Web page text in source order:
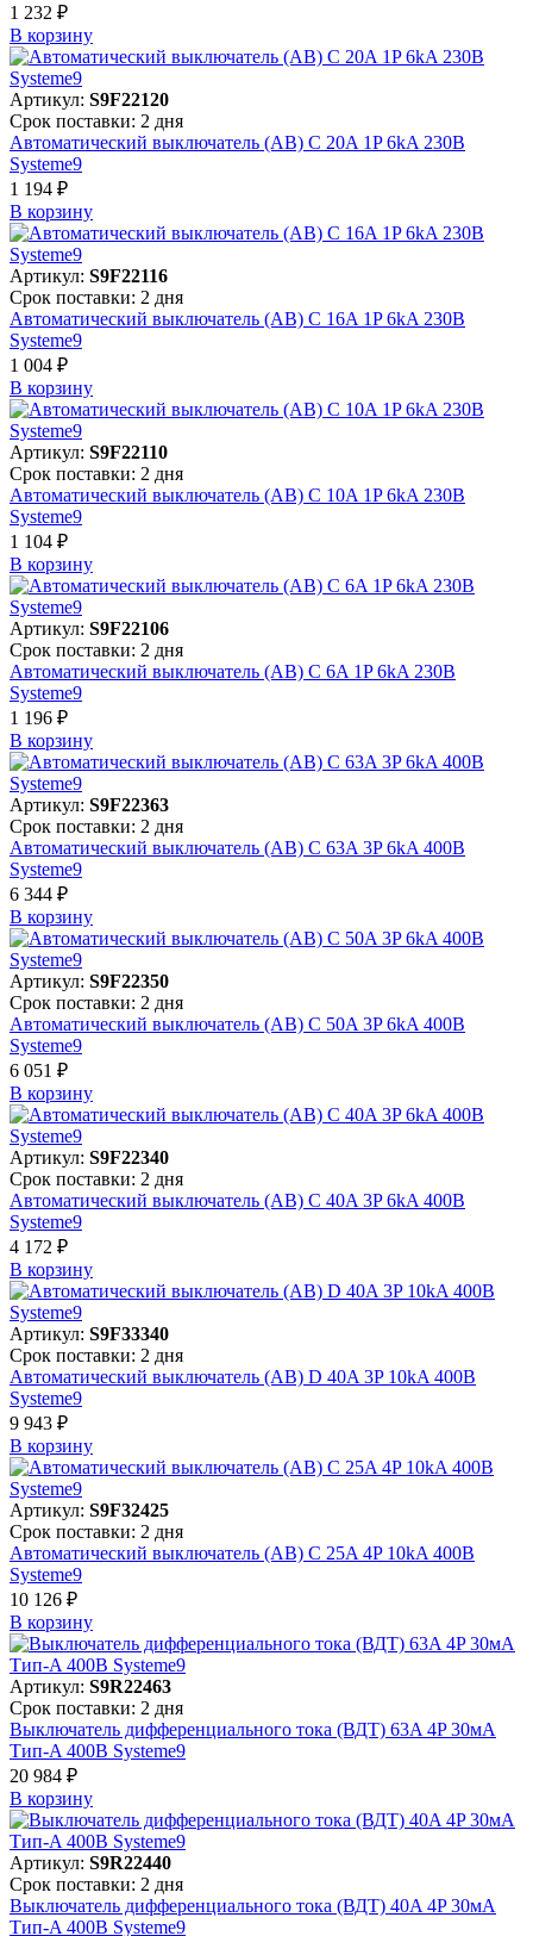
1 232 ₽
В корзинy
Артикул: S9F22120
Срок поставки: 2 дня
Автоматический выключатель (АВ) C 20A 1P 6kA 230В
Systeme9
1 194 ₽
В корзинy
Артикул: S9F22116
Срок поставки: 2 дня
Автоматический выключатель (АВ) C 16A 1P 6kA 230В
Systeme9
1 004 ₽
В корзинy
Артикул: S9F22110
Срок поставки: 2 дня
Автоматический выключатель (АВ) C 10A 1P 6kA 230В
Systeme9
1 104 ₽
В корзинy
Артикул: S9F22106
Срок поставки: 2 дня
Автоматический выключатель (АВ) C 6A 1P 6kA 230В
Systeme9
1 196 ₽
В корзинy
Артикул: S9F22363
Срок поставки: 2 дня
Автоматический выключатель (АВ) C 63A 3P 6kA 400В
Systeme9
6 344 ₽
В корзинy
Артикул: S9F22350
Срок поставки: 2 дня
Автоматический выключатель (АВ) C 50A 3P 6kA 400В
Systeme9
6 051 ₽
В корзинy
Артикул: S9F22340
Срок поставки: 2 дня
Автоматический выключатель (АВ) C 40A 3P 6kA 400В
Systeme9
4 172 ₽
В корзинy
Артикул: S9F33340
Срок поставки: 2 дня
Автоматический выключатель (АВ) D 40A 3P 10kA 400В
Systeme9
9 943 ₽
В корзинy
Артикул: S9F32425
Срок поставки: 2 дня
Автоматический выключатель (АВ) C 25A 4P 10kA 400В
Systeme9
10 126 ₽
В корзинy
Артикул: S9R22463
Срок поставки: 2 дня
Выключатель дифференциального тока (ВДТ) 63A 4P 30мА
Тип-A 400В Systeme9
20 984 ₽
В корзинy
Артикул: S9R22440
Срок поставки: 2 дня
Выключатель дифференциального тока (ВДТ) 40A 4P 30мА
Тип-A 400В Systeme9